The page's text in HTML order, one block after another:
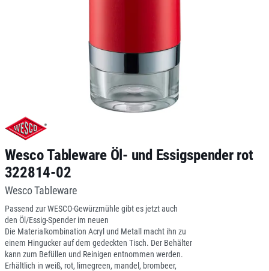
Wesco Tableware Öl- und Essigspender rot
322814-02
Wesco Tableware
Passend zur WESCO-Gewürzmühle gibt es jetzt auch
den Öl/Essig-Spender im neuen
Die Materialkombination Acryl und Metall macht ihn zu
einem Hingucker auf dem gedeckten Tisch. Der Behälter
kann zum Befüllen und Reinigen entnommen werden.
Erhältlich in weiß, rot, limegreen, mandel, brombeer,